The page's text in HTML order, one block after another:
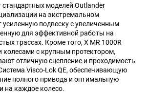
стандартных моделей Outlander
на экстремальном
подвеску с увеличенным
для эффективной работы на
трассах. Кроме того, X MR 1000R
с крупным протектором,
отличную сцепление и проходимость
Visco-Lok QE, обеспечивающую
полного привода и оптимальную
на каждое колесо.